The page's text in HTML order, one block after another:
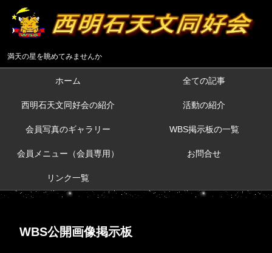
満天の星を眺めてみませんか
ホーム 全ての記事
西明石天文同好会の紹介 活動の紹介
会員写真のギャラリー WBS掲示板の一覧
会員メニュー（会員専用） お問合せ
リンク一覧
WBS公開画像掲示板